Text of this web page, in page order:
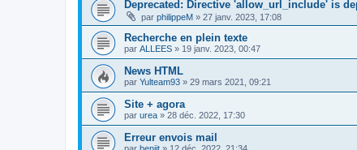
Deprecated: Directive 'allow_url_include' is
par philippeM » 27 janv. 2023, 17:08
Recherche en plein texte
par ALLEES » 19 janv. 2023, 00:47
News HTML
par Yulteam93 » 29 mars 2021, 09:21
Site + agora
par urea » 28 déc. 2022, 17:30
Erreur envois mail